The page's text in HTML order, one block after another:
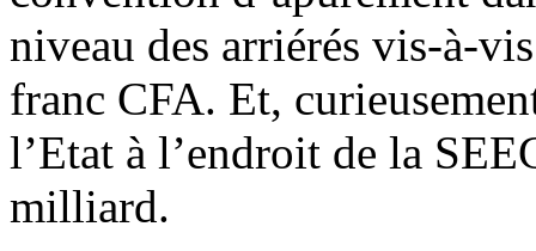
niveau des arriérés vis-à-
franc CFA. Et,
l’Etat à l’endroit de la
milliard.